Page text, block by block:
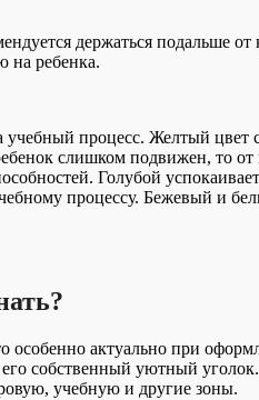
держаться подальше
на ребенка.
учебный процесс. Желтый цвет
слишком подвижен, то от
Голубой
процессу. Бежевый и
актуально при
собственный уютный
учебную и другие зоны.